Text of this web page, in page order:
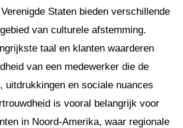
Staten bieden verschillende
van culturele afstemming.
taal en klanten waarderen
van een medewerker die de
uitdrukkingen en sociale nuances
is vooral belangrijk voor
in Noord-Amerika, waar regionale